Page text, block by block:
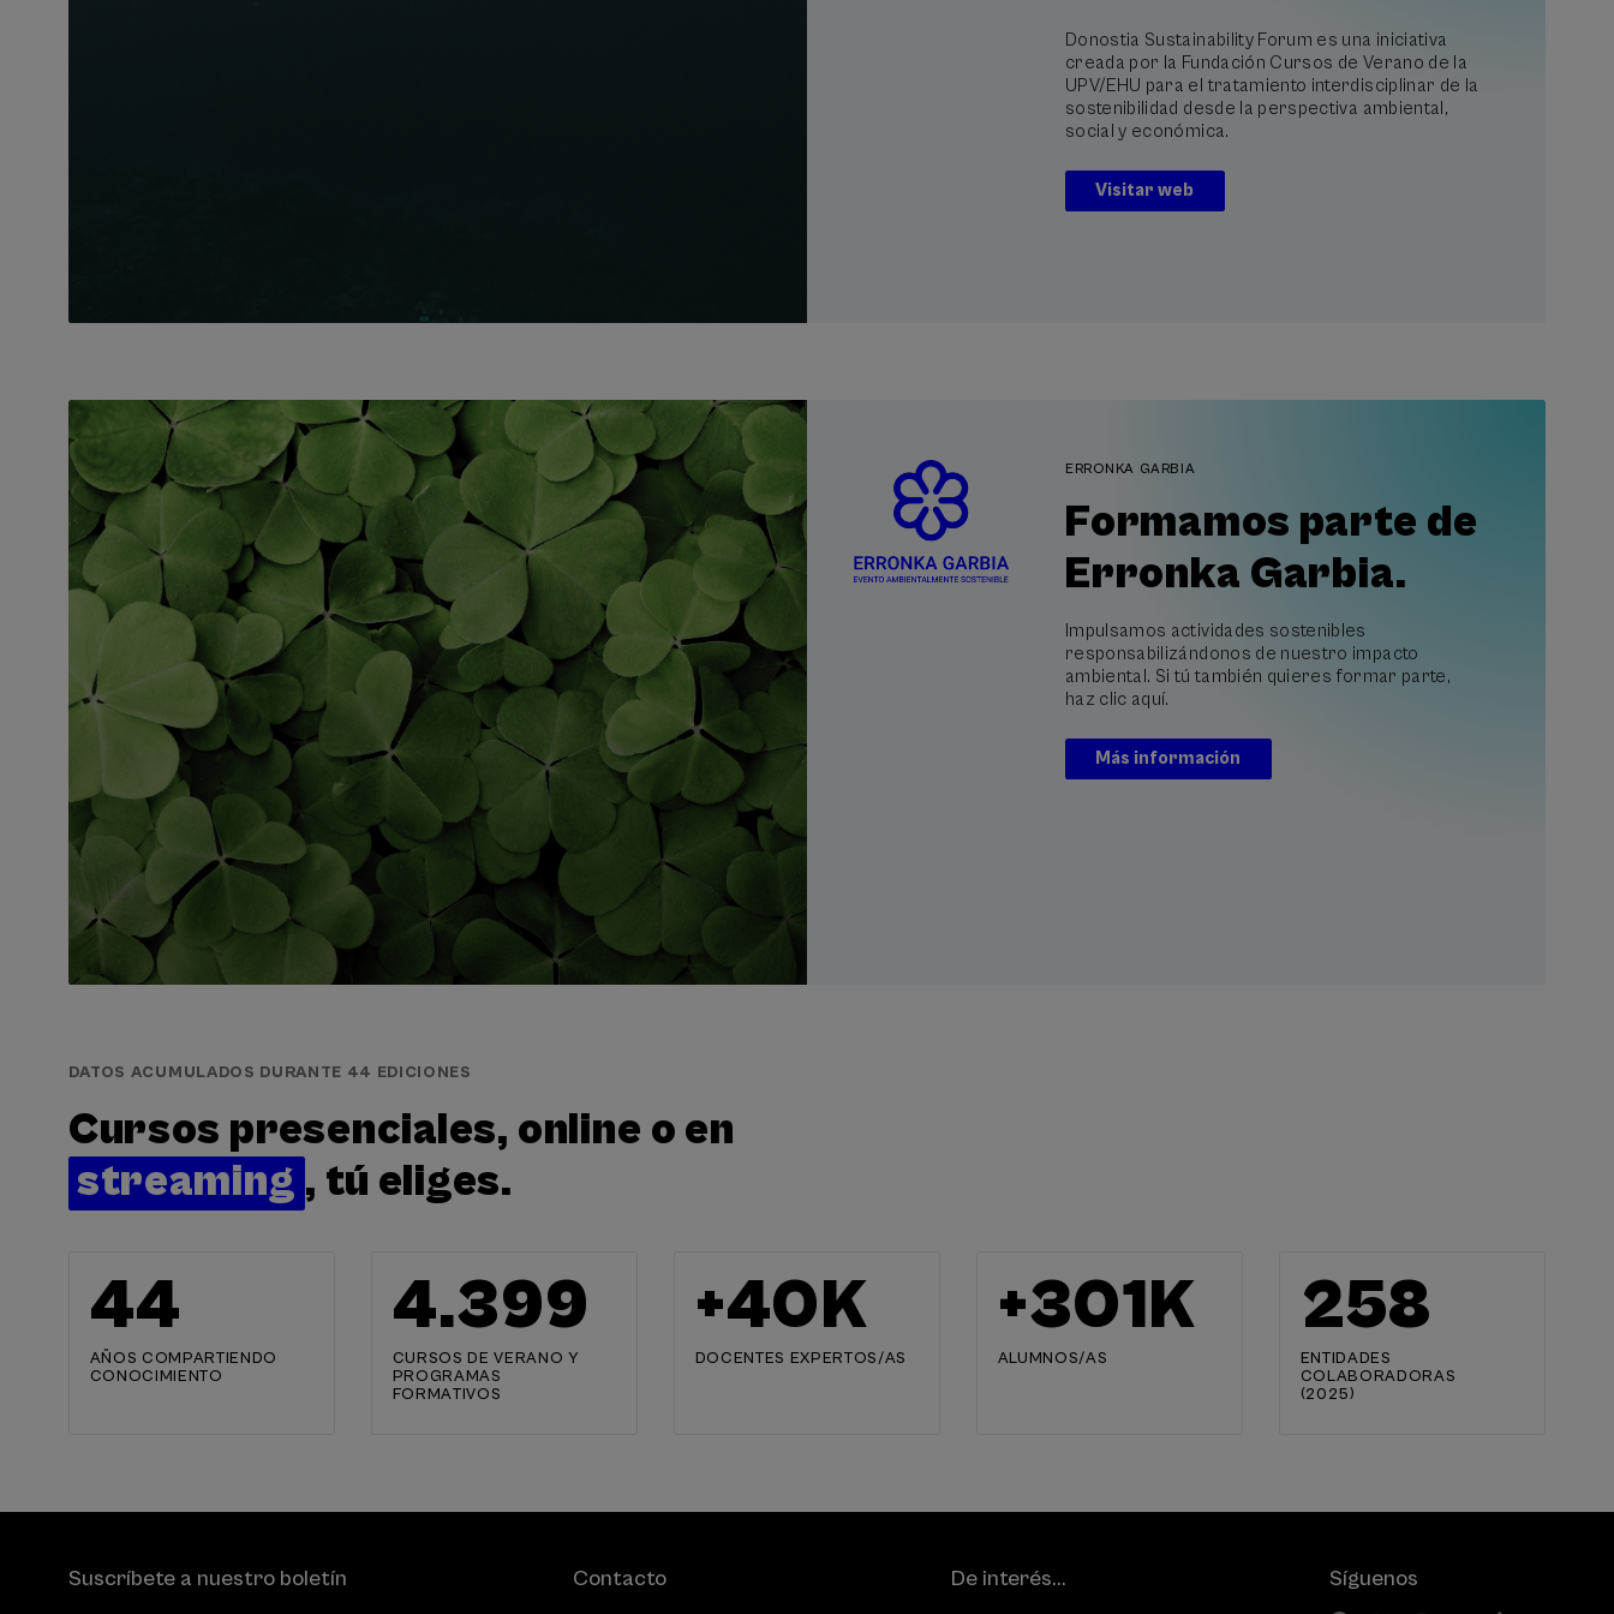
Donostia Sustainability Forum es una iniciativa
creada por la Fundación Cursos de Verano de la
UPV/EHU para el tratamiento interdisciplinar de la
sostenibilidad desde la perspectiva ambiental,
social y económica.
Visitar web
ERRONKA GARBIA
Formamos parte de
Erronka Garbia.
Impulsamos actividades sostenibles
responsabilizándonos de nuestro impacto
ambiental. Si tú también quieres formar parte,
haz clic aquí.
Más información
DATOS ACUMULADOS DURANTE 44 EDICIONES
Cursos presenciales, online o en
streaming , tú eliges.
44
AÑOS COMPARTIENDO
CONOCIMIENTO
4.400
CURSOS DE VERANO Y
PROGRAMAS
FORMATIVOS
+40K
DOCENTES EXPERTOS/AS
+302K
ALUMNOS/AS
259
ENTIDADES
COLABORADORAS
(2025)
Suscríbete a nuestro boletín Contacto De interés... Síguenos